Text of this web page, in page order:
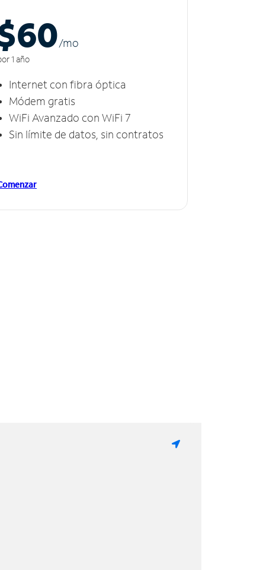
/mo
1 año
Internet con fibra óptica
Módem gratis
WiFi Avanzado con WiFi 7
Sin límite de datos, sin contratos